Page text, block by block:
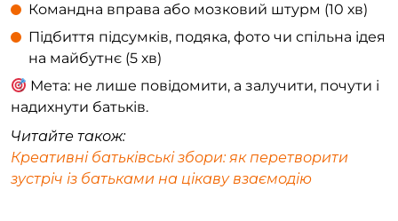
Командна вправа або мозковий штурм (10 хв)
Підбиття підсумків, подяка, фото чи спільна ідея
на майбутнє (5 хв)
Мета: не лише повідомити, а залучити, почути і
надихнути батьків.
Читайте також:
Креативні батьківські збори: як перетворити
зустріч із батьками на цікаву взаємодію